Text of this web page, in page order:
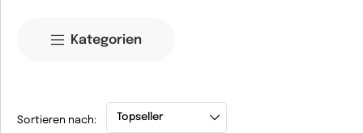
Kategorien
Sortieren nach: